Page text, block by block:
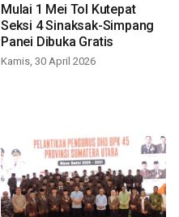
Mulai 1 Mei Tol Kutepat
Seksi 4 Sinaksak-Simpang
Panei Dibuka Gratis
Kamis, 30 April 2026